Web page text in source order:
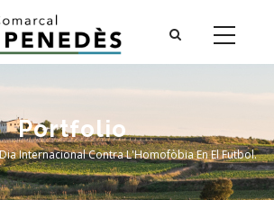
Portfolio
Internacional Contra L'Homofòbia En El Futbol.